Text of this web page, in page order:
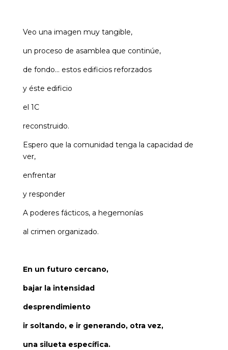
Veo una imagen muy tangible,
un proceso de asamblea que continúe,
de fondo… estos edificios reforzados
y éste edificio
el 1C
reconstruido.
Espero que la comunidad tenga la capacidad de
ver,
enfrentar
y responder
A poderes fácticos, a hegemonías
al crimen organizado.
En un futuro cercano,
bajar la intensidad
desprendimiento
ir soltando, e ir generando, otra vez,
una silueta específica.